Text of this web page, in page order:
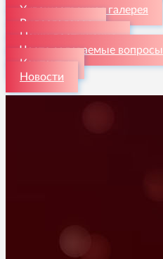
Художественная галерея
Видеогалерея
Наши достижения
Часто задаваемые вопросы
Контакты
Новости